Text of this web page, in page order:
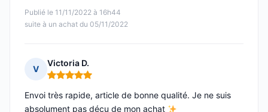
Publié le 11/11/2022 à 16h44
suite à un achat du 05/11/2022
V
Victoria D.
Note : 5 sur 5
Envoi très rapide, article de bonne qualité. Je ne suis
absolument pas déçu de mon achat